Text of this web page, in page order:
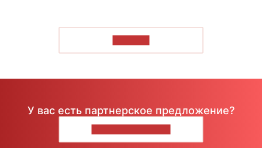
У вас есть партнерское предложение?